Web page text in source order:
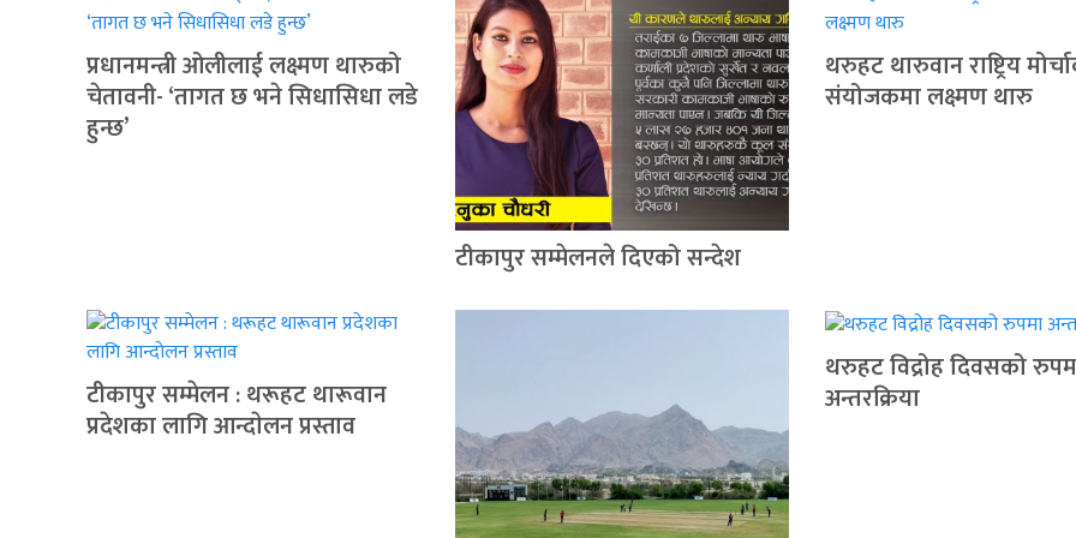
प्रधानमन्त्री ओलीलाई लक्ष्मण थारुको
चेतावनी- ‘तागत छ भने सिधासिधा लडे
हुन्छ’
टीकापुर सम्मेलनले दिएको सन्देश
थरुहट थारुवान राष्ट्रिय
संयोजकमा लक्ष्मण थारु
टीकापुर सम्मेलन : थरूहट थारूवान
प्रदेशका लागि आन्दाेलन प्रस्ताव
थरुहट विद्रोह दिवसको
अन्तरक्रिया